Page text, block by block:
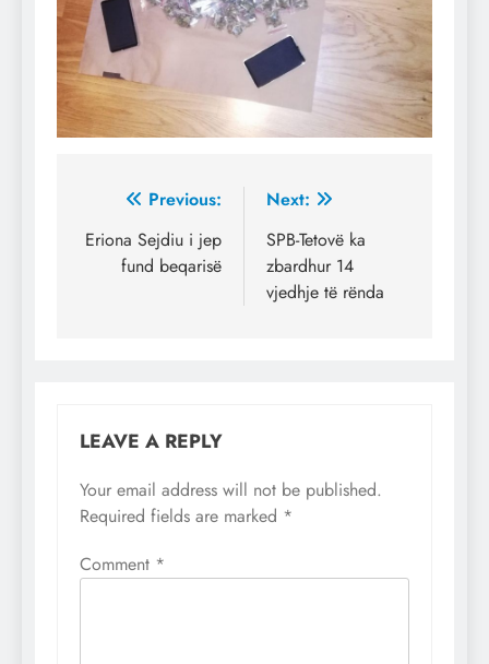
Post
navigation
Previous:
Eriona Sejdiu i jep
fund beqarisë
Next:
SPB-Tetovë ka
zbardhur 14
vjedhje të rënda
LEAVE A REPLY
Your email address will not be published.
Required fields are marked *
Comment *